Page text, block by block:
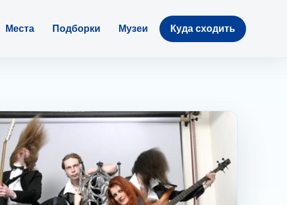
Места Подборки Музеи Куда сходить